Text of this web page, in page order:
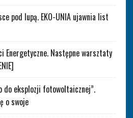
pod lupą. EKO-UNIA ujawnia list
Energetyczne. Następne warsztaty
do eksplozji fotowoltaicznej”.
o swoje